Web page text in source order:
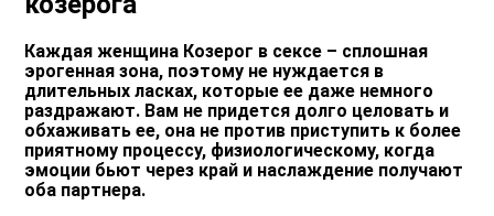
Каждая женщина Козерог в сексе – сплошная
эрогенная зона, поэтому не нуждается в
длительных ласках, которые ее даже немного
раздражают. Вам не придется долго целовать и
обхаживать ее, она не против приступить к более
приятному процессу, физиологическому, когда
эмоции бьют через край и наслаждение получают
оба партнера.